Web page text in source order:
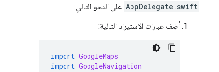
AppDelegate.swift على النحو التالي:
أضِف عبارات الاستيراد التالية:
import GoogleMaps
import GoogleNavigation